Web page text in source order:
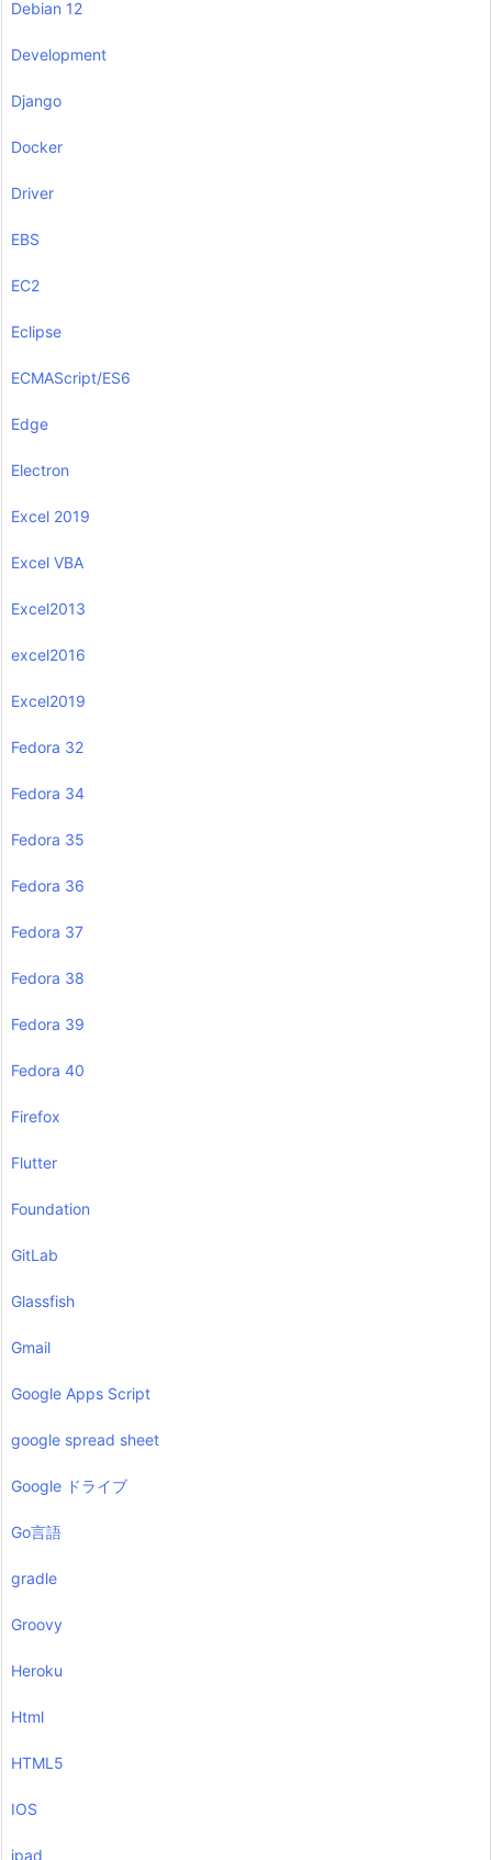
Debian 12
Development
Django
Docker
Driver
EBS
EC2
Eclipse
ECMAScript/ES6
Edge
Electron
Excel 2019
Excel VBA
Excel2013
excel2016
Excel2019
Fedora 32
Fedora 34
Fedora 35
Fedora 36
Fedora 37
Fedora 38
Fedora 39
Fedora 40
Firefox
Flutter
Foundation
GitLab
Glassfish
Gmail
Google Apps Script
google spread sheet
Google ドライブ
Go言語
gradle
Groovy
Heroku
Html
HTML5
IOS
ipad